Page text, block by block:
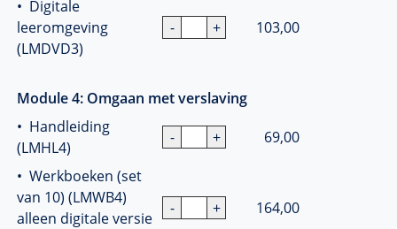
• Digitale
leeromgeving
(LMDVD3)
103,00
Module 4: Omgaan met verslaving
• Handleiding
(LMHL4)
69,00
• Werkboeken (set
van 10) (LMWB4)
alleen digitale versie
164,00